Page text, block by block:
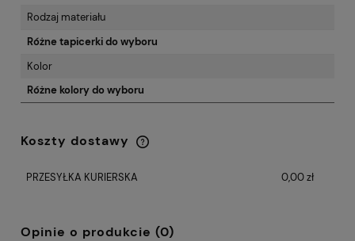
Rodzaj materiału
Różne tapicerki do wyboru
Kolor
Różne kolory do wyboru
Koszty dostawy
Cena nie zawiera ewentualnych kosztów
PRZESYŁKA KURIERSKA
0,00 zł
Opinie o produkcie (0)